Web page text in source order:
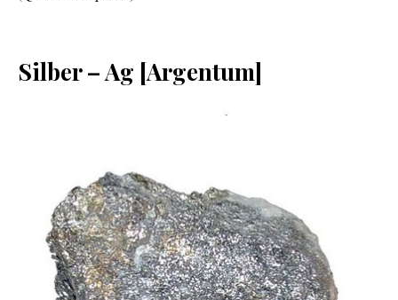
Silber – Ag [Argentum]